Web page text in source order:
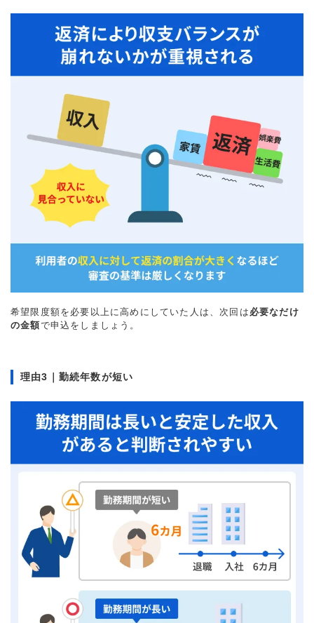
希望限度額を必要以上に高めにしていた人は、次回は 必要なだけ
の金額で申込をしましょう。
理由3｜勤続年数が短い